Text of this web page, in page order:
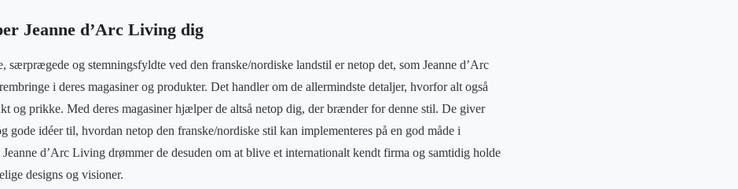
Jeanne d’Arc Living dig
særprægede og stemningsfyldte ved den franske/nordiske landstil er netop det, som Jeanne d’Arc
i deres magasiner og produkter. Det handler om de allermindste detaljer, hvorfor alt også
og prikke. Med deres magasiner hjælper de altså netop dig, der brænder for denne stil. De giver
gode idéer til, hvordan netop den franske/nordiske stil kan implementeres på en god måde i
d’Arc Living drømmer de desuden om at blive et internationalt kendt firma og samtidig holde
designs og visioner.